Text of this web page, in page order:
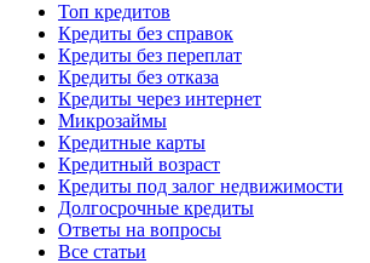
Топ кредитов
Кредиты без справок
Кредиты без переплат
Кредиты без отказа
Кредиты через интернет
Микрозаймы
Кредитные карты
Кредитный возраст
Кредиты под залог недвижимости
Долгосрочные кредиты
Ответы на вопросы
Все статьи